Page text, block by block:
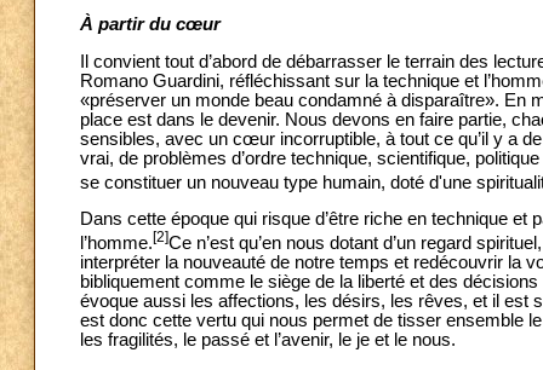
À partir du cœur
Il convient tout d’abord de débarrasser le terrain des
Romano Guardini, réfléchissant sur la technique et
«préserver un monde beau condamné à disparaître». En
place est dans le devenir. Nous devons en faire partie,
sensibles, avec un cœur incorruptible, à tout ce qu’il y a
vrai, de problèmes d’ordre technique, scientifique,
se constituer un nouveau type humain, doté d'une
Dans cette époque qui risque d’être riche en technique
l’homme.[2]Ce n’est qu’en nous dotant d’un regard
interpréter la nouveauté de notre temps et redécouvrir la
bibliquement comme le siège de la liberté et des
évoque aussi les affections, les désirs, les rêves, et il
est donc cette vertu qui nous permet de tisser ensemble
les fragilités, le passé et l’avenir, le je et le nous.